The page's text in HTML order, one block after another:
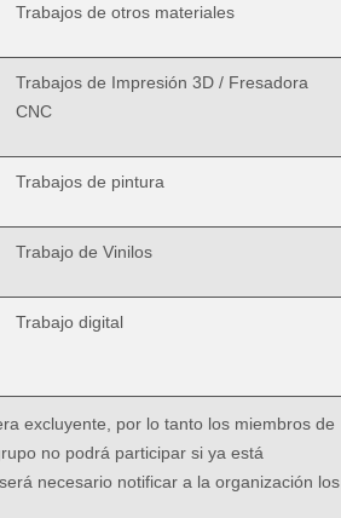
Trabajos de otros materiales
Trabajos de Impresión 3D / Fresadora
CNC
Trabajos de pintura
Trabajo de Vinilos
Trabajo digital
excluyente, por lo tanto los miembros de
no podrá participar si ya está
necesario notificar a la organización los